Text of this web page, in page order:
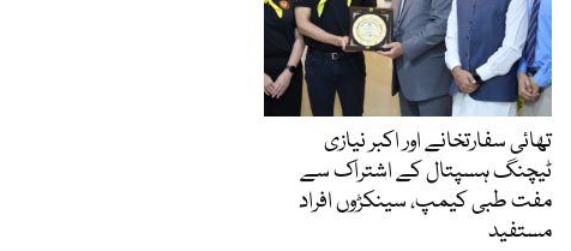
تھائی سفارتخانے اور اکبر نیازی
ٹیچنگ ہسپتال کے اشتراک سے
مفت طبی کیمپ، سینکڑوں افراد
مستفید